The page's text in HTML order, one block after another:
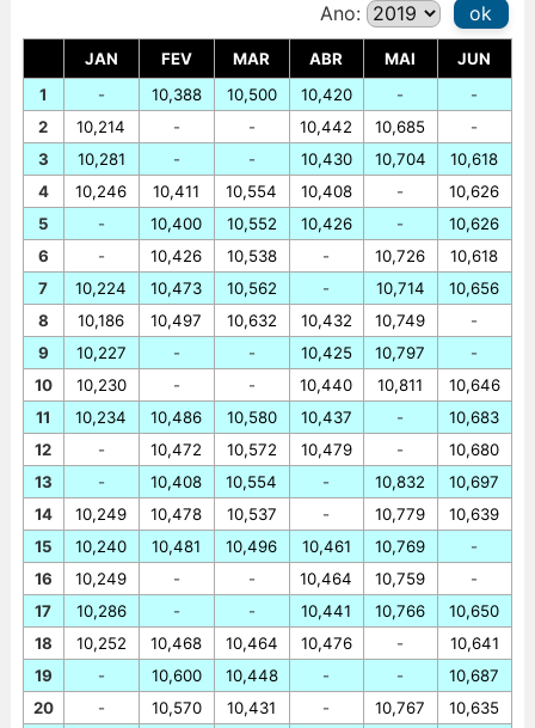
Ano: ok
JAN FEV MAR ABR MAI
JUN
1
2
3
4
5
6
7
8
9
10
11
12
13
14
15
16
17
18
19
20
-
10,214
10,281
10,246
-
-
10,224
10,186
10,227
10,230
10,234
-
-
10,249
10,240
10,249
10,286
10,252
-
-
10,388
-
-
10,411
10,400
10,426
10,473
10,497
-
-
10,486
10,472
10,408
10,478
10,481
-
-
10,468
10,600
10,570
10,500
-
-
10,554
10,552
10,538
10,562
10,632
-
-
10,580
10,572
10,554
10,537
10,496
-
-
10,464
10,448
10,431
10,420
10,442
10,430
10,408
10,426
-
-
10,432
10,425
10,440
10,437
10,479
-
-
10,461
10,464
10,441
10,476
-
-
-
10,685
10,704
-
-
10,726
10,714
10,749
10,797
10,811
-
-
10,832
10,779
10,769
10,759
10,766
-
-
10,767
-
-
10,618
10,626
10,626
10,618
10,656
-
-
10,646
10,683
10,680
10,697
10,639
-
-
10,650
10,641
10,687
10,635